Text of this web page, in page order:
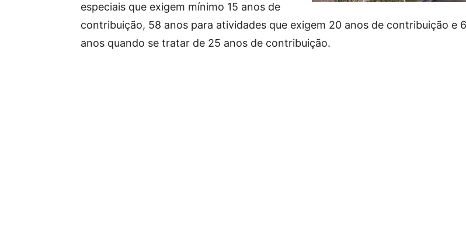
especiais que exigem mínimo 15 anos de
contribuição, 58 anos para atividades que exigem 20 anos de contribuição e
anos quando se tratar de 25 anos de contribuição.